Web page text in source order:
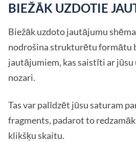
BIEŽĀK UZDOTIE
Biežāk uzdoto jautājumu
nodrošina strukturētu formātu
jautājumiem, kas saistīti ar jūsu
nozari.
Tas var palīdzēt jūsu saturam
fragments, padarot to
klikšķu skaitu.